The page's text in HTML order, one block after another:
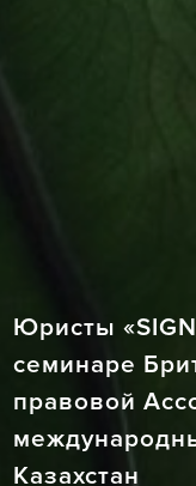
Юристы
семинаре
правовой
Казахстан